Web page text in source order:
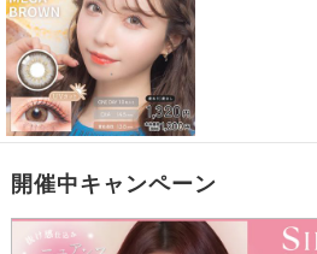
開催中キャンペーン